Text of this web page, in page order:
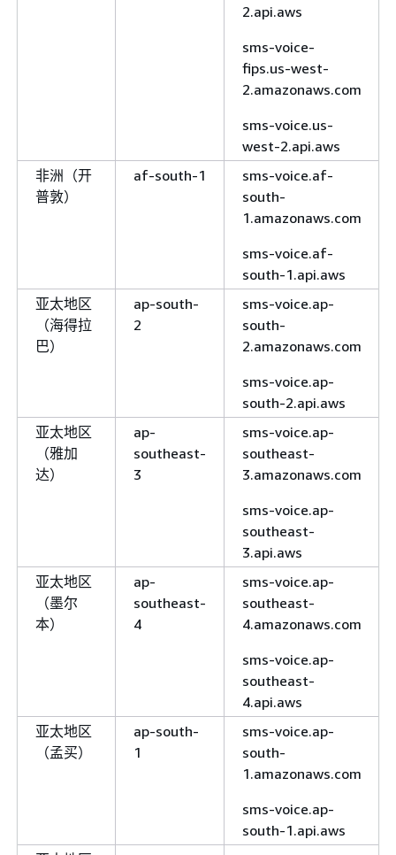
2.api.aws
sms-voice-
fips.us-west-
2.amazonaws.com
sms-voice.us-
west-2.api.aws
非洲（开
普敦）
af-south-1
sms-voice.af-
south-
1.amazonaws.com
sms-voice.af-
south-1.api.aws
亚太地区
（海得拉
巴）
ap-south-
2
sms-voice.ap-
south-
2.amazonaws.com
sms-voice.ap-
south-2.api.aws
亚太地区
（雅加
达）
ap-
southeast-
3
sms-voice.ap-
southeast-
3.amazonaws.com
sms-voice.ap-
southeast-
3.api.aws
亚太地区
（墨尔
本）
ap-
southeast-
4
sms-voice.ap-
southeast-
4.amazonaws.com
sms-voice.ap-
southeast-
4.api.aws
亚太地区
（孟买）
ap-south-
1
sms-voice.ap-
south-
1.amazonaws.com
sms-voice.ap-
south-1.api.aws